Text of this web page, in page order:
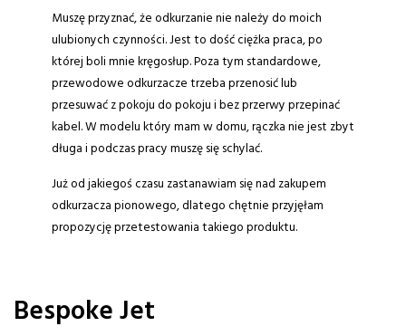
Muszę przyznać, że odkurzanie nie należy do moich
ulubionych czynności. Jest to dość ciężka praca, po
której boli mnie kręgosłup. Poza tym standardowe,
przewodowe odkurzacze trzeba przenosić lub
przesuwać z pokoju do pokoju i bez przerwy przepinać
kabel. W modelu który mam w domu, rączka nie jest zbyt
długa i podczas pracy muszę się schylać.
Już od jakiegoś czasu zastanawiam się nad zakupem
odkurzacza pionowego, dlatego chętnie przyjęłam
propozycję przetestowania takiego produktu.
Bespoke Jet